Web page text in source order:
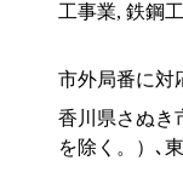
工事業, 鉄鋼
市外局番に対
香川県さぬき
を除く。）､